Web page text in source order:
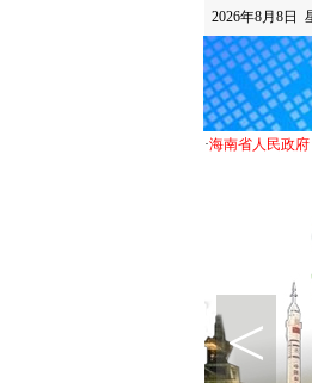
2026年8月8日
·海南省人民政府
<